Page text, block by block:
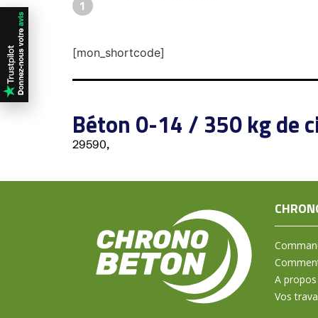
1
[mon_shortcode]
Béton 0-14 / 350 kg de
29590,
A propos
Vos